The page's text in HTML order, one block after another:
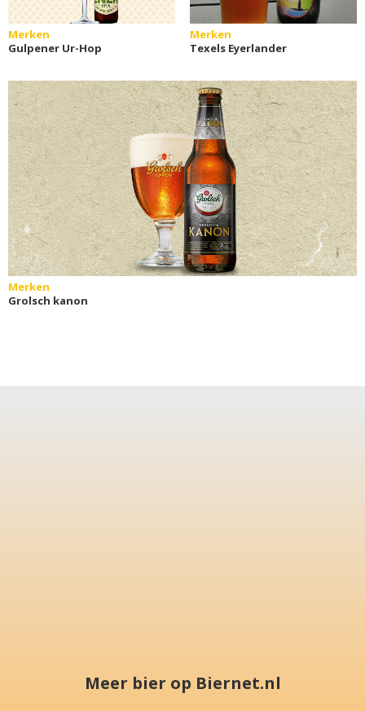
Merken
Gulpener Ur-Hop
Merken
Texels Eyerlander
Merken
Grolsch kanon
Meer bier op Biernet.nl